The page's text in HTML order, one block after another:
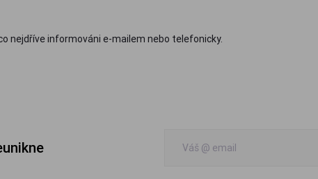
nejdříve informováni e-mailem nebo telefonicky.